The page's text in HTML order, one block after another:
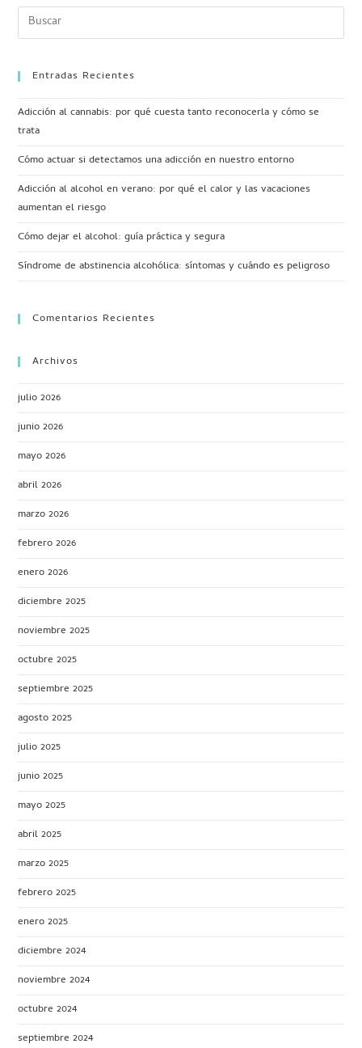
Entradas Recientes
Adicción al cannabis: por qué cuesta tanto reconocerla y cómo se
trata
Cómo actuar si detectamos una adicción en nuestro entorno
Adicción al alcohol en verano: por qué el calor y las vacaciones
aumentan el riesgo
Cómo dejar el alcohol: guía práctica y segura
Síndrome de abstinencia alcohólica: síntomas y cuándo es peligroso
Comentarios Recientes
Archivos
julio 2026
junio 2026
mayo 2026
abril 2026
marzo 2026
febrero 2026
enero 2026
diciembre 2025
noviembre 2025
octubre 2025
septiembre 2025
agosto 2025
julio 2025
junio 2025
mayo 2025
abril 2025
marzo 2025
febrero 2025
enero 2025
diciembre 2024
noviembre 2024
octubre 2024
septiembre 2024